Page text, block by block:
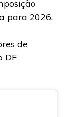
para 2026.
de
DF